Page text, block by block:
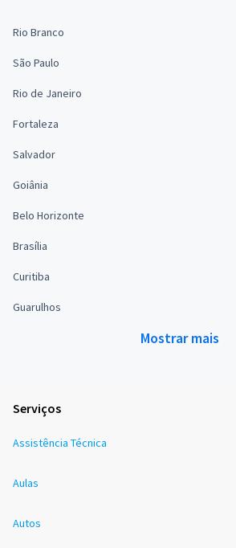
Rio Branco
São Paulo
Rio de Janeiro
Fortaleza
Salvador
Goiânia
Belo Horizonte
Brasília
Curitiba
Guarulhos
Mostrar mais
Serviços
Assistência Técnica
Aulas
Autos